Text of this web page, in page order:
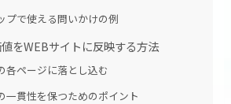
プで使える問いかけの例
をWEBサイトに反映する方法
各ページに落とし込む
一貫性を保つためのポイント